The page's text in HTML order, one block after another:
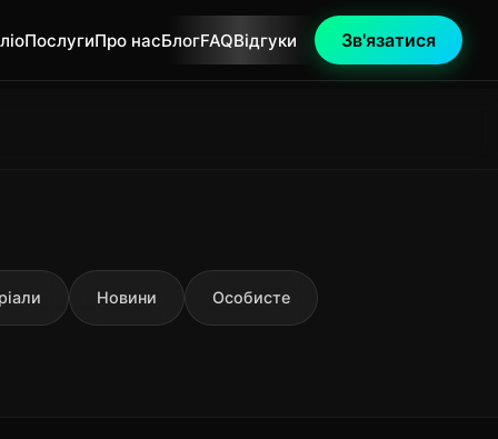
ПослугиПро насБлогFAQВідгуки Зв'язатися
Новини Особисте